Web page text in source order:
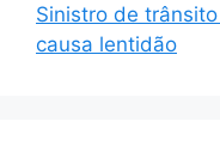
Sinistro de
causa lentidão